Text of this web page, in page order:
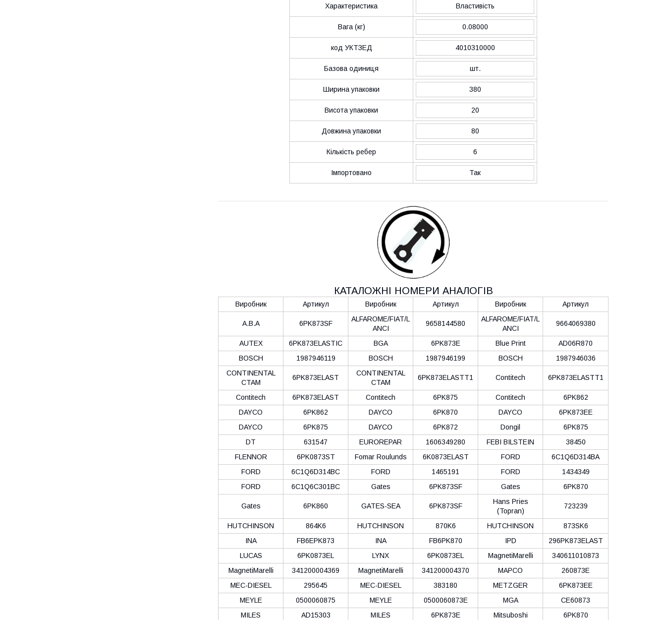
Характеристика Властивість
Вага (кг) 0.08000
код УКТЗЕД 4010310000
Базова одиниця шт.
Ширина упаковки 380
Висота упаковки 20
Довжина упаковки 80
Кількість ребер 6
Імпортовано Так
КАТАЛОЖНІ НОМЕРИ АНАЛОГІВ
Виробник Артикул Виробник Артикул Виробник Артикул
A.B.A 6PK873SF
ALFAROME/FIAT/L
ANCI
9658144580
ALFAROME/FIAT/L
ANCI
9664069380
AUTEX 6PK873ELASTIC BGA 6PK873E Blue Print
AD06R870
BOSCH
1987946119 BOSCH 1987946199 BOSCH
1987946036
CONTINENTAL
CTAM
6PK873ELAST
CONTINENTAL
CTAM
6PK873ELASTT1 Contitech 6PK873ELASTT1
Contitech 6PK873ELAST Contitech 6PK875 Contitech
6PK862
DAYCO
6PK862 DAYCO 6PK870 DAYCO
6PK873EE
DAYCO
6PK875 DAYCO 6PK872 Dongil
6PK875
DT
631547 EUROREPAR 1606349280 FEBI BILSTEIN
38450
FLENNOR
6PK0873ST Fomar Roulunds 6K0873ELAST FORD
6C1Q6D314BA
FORD
6C1Q6D314BC FORD 1465191 FORD
1434349
FORD
6C1Q6C301BC Gates 6PK873SF Gates 6PK870
Gates 6PK860 GATES-SEA 6PK873SF
Hans Pries
(Topran)
723239
HUTCHINSON 864K6 HUTCHINSON 870K6 HUTCHINSON
873SK6
INA
FB6EPK873 INA FB6PK870 IPD
296PK873ELAST
LUCAS
6PK0873EL LYNX 6PK0873EL MagnetiMarelli
340611010873
MagnetiMarelli
341200004369 MagnetiMarelli 341200004370 MAPCO
260873E
MEC-DIESEL
295645 MEC-DIESEL 383180 METZGER
6PK873EE
MEYLE
0500060875 MEYLE 0500060873E MGA
CE60873
MILES
AD15303 MILES 6PK873E Mitsuboshi 6PK870